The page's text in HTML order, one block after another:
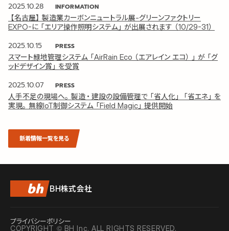
2025.10.28 INFORMATION
【名古屋】製造業カーボンニュートラル展-グリーンファクトリー
EXPO-に「エリア操作照明システム」が出展されます（10/29-31）
2025.10.15 PRESS
スマート緑地管理システム「AirRain Eco（エアレイン エコ）」が「グ
ッドデザイン賞」を受賞
2025.10.07 PRESS
人手不足の現場へ。製造・建設の設備管理で「省人化」「省エネ」を
実現。無線IoT制御システム「Field Magic」提供開始
新着情報一覧を見る
BH株式会社
プライバシーポリシー
COPYRIGHT © BH Inc. ALL RIGHTS RESERVED.